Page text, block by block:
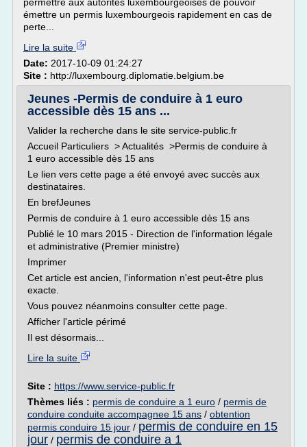
émettre un permis luxembourgeois rapidement en cas de
perte...
Lire la suite
Date: 2017-10-09 01:24:27
Site : http://luxembourg.diplomatie.belgium.be
Jeunes -Permis de conduire à 1 euro
accessible dès 15 ans ...
Valider la recherche dans le site service-public.fr
Accueil Particuliers > Actualités >Permis de conduire à
1 euro accessible dès 15 ans
Le lien vers cette page a été envoyé avec succès aux
destinataires.
En brefJeunes
Permis de conduire à 1 euro accessible dès 15 ans
Publié le 10 mars 2015 - Direction de l'information légale
et administrative (Premier ministre)
Imprimer
Cet article est ancien, l'information n'est peut-être plus
exacte.
Vous pouvez néanmoins consulter cette page.
Afficher l'article périmé
Il est désormais...
Lire la suite
Site : https://www.service-public.fr
Thèmes liés : permis de conduire a 1 euro / permis de
conduire conduite accompagnee 15 ans / obtention
permis conduire 15 jour / permis de conduire en 15
jour / permis de conduire a 1